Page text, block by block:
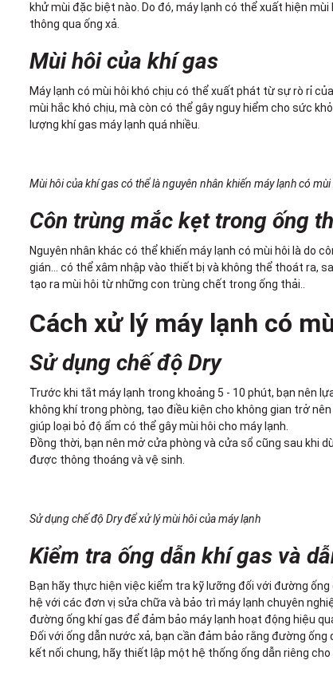
khử mùi đặc biệt nào. Do đó, máy lạnh có thể xuất hiện
thông qua ống xả.
Mùi hôi của khí gas
Máy lạnh có mùi hôi khó chịu có thể xuất phát từ sự rò rỉ
mùi hắc khó chịu, mà còn có thể gây nguy hiểm cho sức
lượng khí gas máy lạnh quá nhiều.
Mùi hôi của khí gas có thể là nguyên nhân khiến máy lạnh có mùi
Côn trùng mắc kẹt trong ống
Nguyên nhân khác có thể khiến máy lạnh có mùi hôi là do
gián… có thể xâm nhập vào thiết bị và không thể thoát ra,
tạo ra mùi hôi từ những con trùng chết trong ống thải..
Cách xử lý máy lạnh có
Sử dụng chế độ Dry
Trước khi tắt máy lạnh trong khoảng 5 - 10 phút, bạn nên
không khí trong phòng, tạo điều kiện cho không gian trở
giúp loại bỏ độ ẩm có thể gây mùi hôi cho máy lạnh.
Đồng thời, bạn nên mở cửa phòng và cửa sổ cũng sau khi
được thông thoáng và vệ sinh.
Sử dụng chế độ Dry để xử lý mùi hôi của máy lạnh
Kiểm tra ống dẫn khí gas và
Bạn hãy thực hiện việc kiểm tra kỹ lưỡng đối với đường
hệ với các đơn vị sửa chữa và bảo trì máy lạnh chuyên
đường ống khí gas để đảm bảo máy lạnh hoạt động hiệu
Đối với ống dẫn nước xả, bạn cần đảm bảo rằng đường
kết nối chung, hãy thiết lập một hệ thống ống dẫn riêng cho